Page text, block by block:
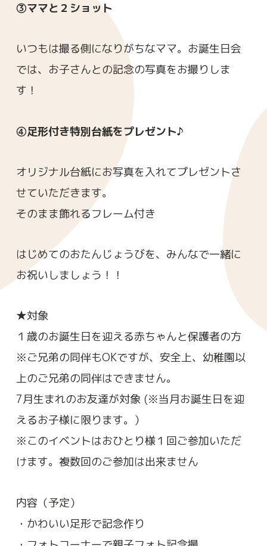
③ママと２ショット
いつもは撮る側になりがちなママ。お誕生日会
では、お子さんとの記念の写真をお撮りしま
す！
④足形付き特別台紙をプレゼント♪
オリジナル台紙にお写真を入れてプレゼントさ
せていただきます。
そのまま飾れるフレーム付き
はじめてのおたんじょうびを、みんなで一緒に
お祝いしましょう！！
★対象
１歳のお誕生日を迎える赤ちゃんと保護者の方
※ご兄弟の同伴もOKですが、安全上、幼稚園以
上のご兄弟の同伴はできません。
7月生まれのお友達が対象 (※当月お誕生日を迎
えるお子様に限ります。）
※このイベントはおひとり様１回ご参加いただ
けます。複数回のご参加は出来ません
内容（予定）
・かわいい足形で記念作り